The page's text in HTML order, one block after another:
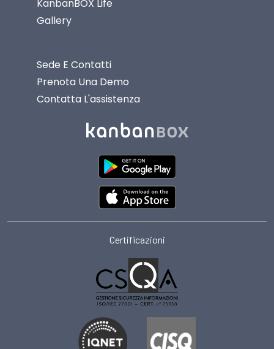
KanbanBOX Life
Gallery
Sede E Contatti
Prenota Una Demo
Contatta L'assistenza
Certificazioni